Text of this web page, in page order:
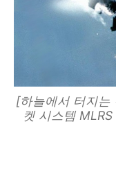
[하늘에서 터지는
켓 시스템